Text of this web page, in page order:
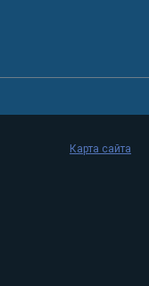
Карта сайта